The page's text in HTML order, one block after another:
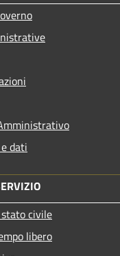
dati
civile
libero